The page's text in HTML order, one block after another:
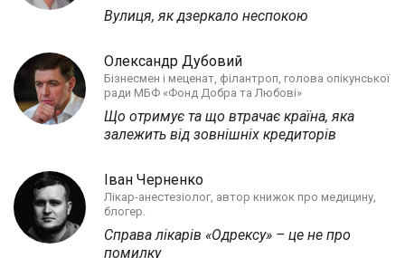
Вулиця, як дзеркало неспокою
Олександр Дубовий
Бізнесмен і меценат, філантроп, голова опікунської
ради МБФ «Фонд Добра та Любові»
Що отримує та що втрачає країна, яка
залежить від зовнішніх кредиторів
Іван Черненко
Лікар-анестезіолог, автор книжок про медицину,
блогер.
Справа лікарів «Одрексу» – це не про
помилку